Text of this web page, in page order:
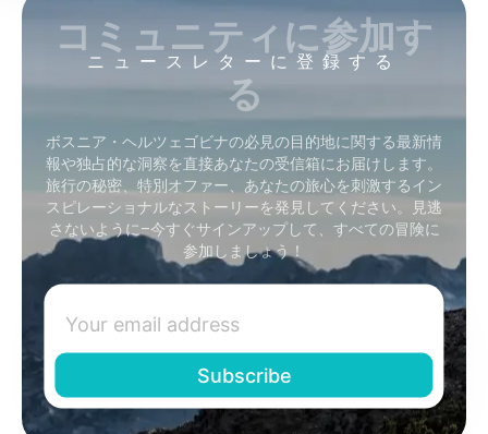
ニュースレターに登録する
コミュニティに参加す
る
ボスニア・ヘルツェゴビナの必見の目的地に関する最新情
報や独占的な洞察を直接あなたの受信箱にお届けします。
旅行の秘密、特別オファー、あなたの旅心を刺激するイン
スピレーショナルなストーリーを発見してください。見逃
さないように–今すぐサインアップして、すべての冒険に
参加しましょう！